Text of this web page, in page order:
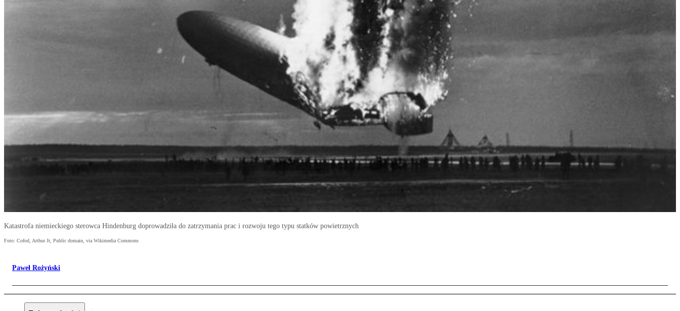
Katastrofa niemieckiego sterowca Hindenburg doprowadziła do zatrzymania prac i rozwoju tego typu statków powietrznych
Foto: Cofod, Arthur Jr, Public domain, via Wikimedia Commons
Paweł Rożyński